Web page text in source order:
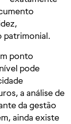
patrimonial.
ponto
pode
a análise de
da gestão
ainda existe